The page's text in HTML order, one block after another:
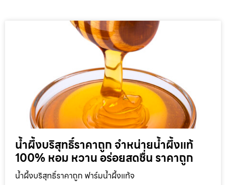
น้ำผึ้งบริสุทธิ์ราคาถูก จำหน่ายน้ำผึ้งแท้
100% หอม หวาน อร่อยสดชื่น ราคาถูก
น้ำผึ้งบริสุทธิ์ราคาถูก ฟาร์มน้ำผึ้งแท้จ